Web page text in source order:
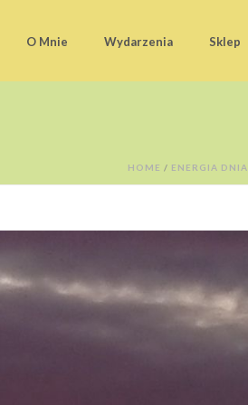
O Mnie Wydarzenia Sklep
HOME / ENERGIA DNIA